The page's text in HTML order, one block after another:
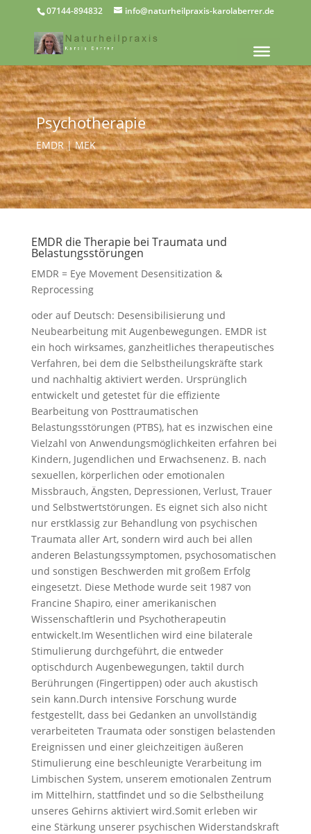
07144-894832 info@naturheilpraxis-karolaberrer.de
Psychotherapie
EMDR | MEK
EMDR die Therapie bei Traumata und
Belastungsstörungen
EMDR = Eye Movement Desensitization &
Reprocessing
oder auf Deutsch: Desensibilisierung und
Neubearbeitung mit Augenbewegungen. EMDR ist
ein hoch wirksames, ganzheitliches therapeutisches
Verfahren, bei dem die Selbstheilungskräfte stark
und nachhaltig aktiviert werden. Ursprünglich
entwickelt und getestet für die effiziente
Bearbeitung von Posttraumatischen
Belastungsstörungen (PTBS), hat es inzwischen eine
Vielzahl von Anwendungsmöglichkeiten erfahren bei
Kindern, Jugendlichen und Erwachsenenz. B. nach
sexuellen, körperlichen oder emotionalen
Missbrauch, Ängsten, Depressionen, Verlust, Trauer
und Selbstwertstörungen. Es eignet sich also nicht
nur erstklassig zur Behandlung von psychischen
Traumata aller Art, sondern wird auch bei allen
anderen Belastungssymptomen, psychosomatischen
und sonstigen Beschwerden mit großem Erfolg
eingesetzt. Diese Methode wurde seit 1987 von
Francine Shapiro, einer amerikanischen
Wissenschaftlerin und Psychotherapeutin
entwickelt.Im Wesentlichen wird eine bilaterale
Stimulierung durchgeführt, die entweder
optischdurch Augenbewegungen, taktil durch
Berührungen (Fingertippen) oder auch akustisch
sein kann.Durch intensive Forschung wurde
festgestellt, dass bei Gedanken an unvollständig
verarbeiteten Traumata oder sonstigen belastenden
Ereignissen und einer gleichzeitigen äußeren
Stimulierung eine beschleunigte Verarbeitung im
Limbischen System, unserem emotionalen Zentrum
im Mittelhirn, stattfindet und so die Selbstheilung
unseres Gehirns aktiviert wird.Somit erleben wir
eine Stärkung unserer psychischen Widerstandskraft